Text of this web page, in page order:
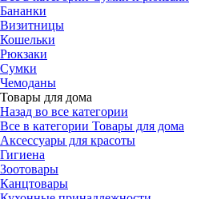
Бананки
Визитницы
Кошельки
Рюкзаки
Сумки
Чемоданы
Товары для дома
Назад во все категории
Все в категории Товары для дома
Аксессуары для красоты
Гигиена
Зоотовары
Канцтовары